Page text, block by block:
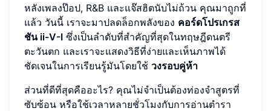
หลังเพลงป๊อป, R&B และแจ๊สฮิตนับไม่ถ้วน คุณมาถูกที่
แล้ว วันนี้ เราจะมาปลดล็อกพลังของ คอร์ดโปรเกรส
ชัน ii-V-I ซึ่งเป็นลำดับที่สำคัญที่สุดในทฤษฎีดนตรี
ตะวันตก และเราจะแสดงวิธีที่ง่ายและเห็นภาพได้
ชัดเจนในการเรียนรู้มันโดยใช้ วงรอบคู่ห้า
ส่วนที่ดีที่สุดคืออะไร? คุณไม่จำเป็นต้องท่องจำสูตรที่
ซับซ้อน หรือใช้เวลาหลายชั่วโมงกับการอ่านตำรา